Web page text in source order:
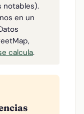
notables).
en un
calcula.